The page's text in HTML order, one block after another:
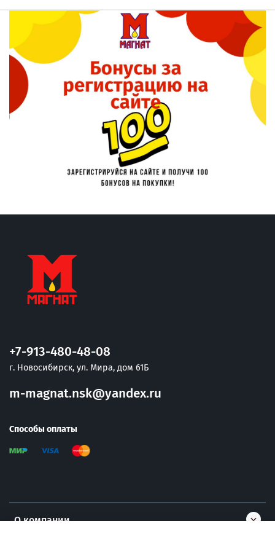
О компании
+7-913-480-48-08
г. Новосибирск, ул. Мира, дом 61Б
m-magnat.nsk@yandex.ru
Способы оплаты